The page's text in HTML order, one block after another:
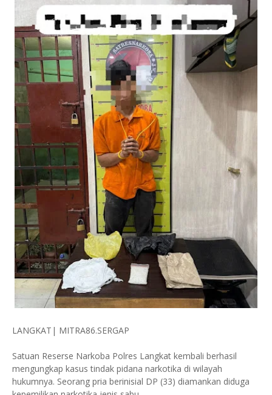
LANGKAT| MITRA86.SERGAP
Satuan Reserse Narkoba Polres Langkat kembali berhasil
mengungkap kasus tindak pidana narkotika di wilayah
hukumnya. Seorang pria berinisial DP (33) diamankan diduga